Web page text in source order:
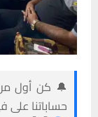
🔔 كن أول من
حساباتنا